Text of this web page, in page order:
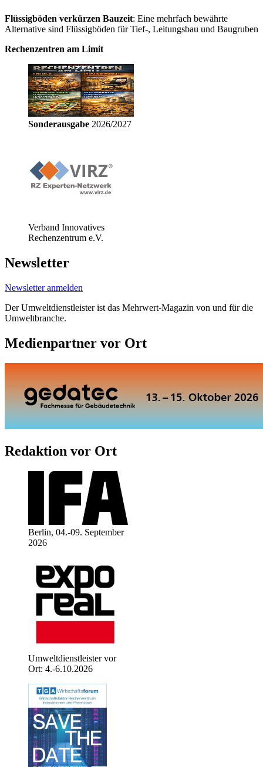
Flüssigböden verkürzen Bauzeit: Eine mehrfach bewährte
Alternative sind Flüssigböden für Tief-, Leitungsbau und Baugruben
Rechenzentren am Limit
Sonderausgabe 2026/2027
Verband Innovatives
Rechenzentrum e.V.
Newsletter
Newsletter anmelden
Der Umweltdienstleister ist das Mehrwert-Magazin von und für die
Umweltbranche.
Medienpartner vor Ort
Redaktion vor Ort
Berlin, 04.-09. September
2026
Umweltdienstleister vor
Ort: 4.-6.10.2026